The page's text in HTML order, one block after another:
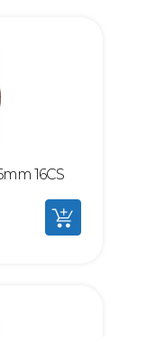
16CS